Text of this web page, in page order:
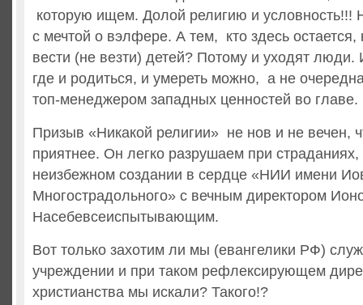
которую ищем. Долой религию и условность!!!
с мечтой о вэлфере. А тем, кто здесь остается,
вести (не везти) детей? Потому и уходят
где и родиться, и умереть можно, а не
топ-менеджером западных ценностей во главе.
Призыв «Никакой религии» не нов и не вечен,
приятнее. Он легко разрушаем при
неизбежном создании в сердце «НИИ имени
Многострадольного» с вечным директором
Насебевсеиспытывающим.
Вот только захотим ли мы (евангелики РФ)
учреждении и при таком рефлексирующем
христианства мы искали? Такого!?